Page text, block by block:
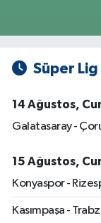
Süper
14 Ağustos,
Galatasaray -
15 Ağustos,
Konyaspor -
Kasımpaşa -